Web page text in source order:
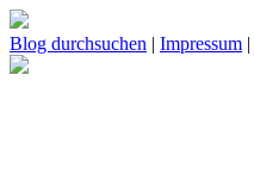
Blog durchsuchen | Impressum |